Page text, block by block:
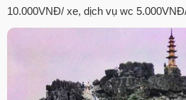
10.000VNĐ/ xe, dịch vụ wc